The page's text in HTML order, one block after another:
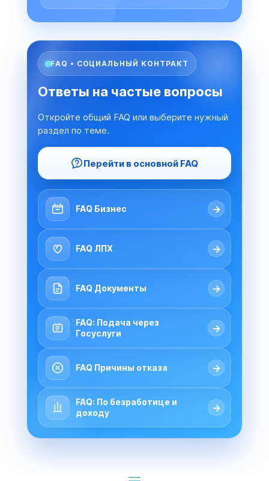
FAQ • СОЦИАЛЬНЫЙ КОНТРАКТ
Ответы на частые вопросы
Откройте общий FAQ или выберите нужный
раздел по теме.
Перейти в основной FAQ
FAQ Бизнес →
FAQ ЛПХ →
FAQ Документы →
FAQ: Подача через
Госуслуги
→
FAQ Причины отказа →
FAQ: По безработице и
доходу
→